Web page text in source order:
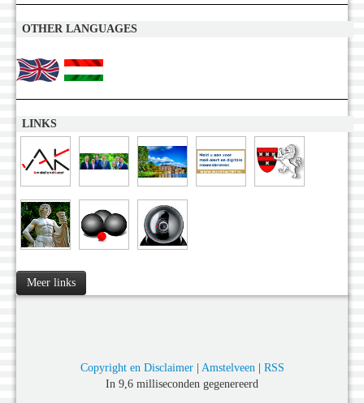
OTHER LANGUAGES
LINKS
Meer links
Copyright en Disclaimer| Amstelveen| RSS
In 9,6 milliseconden gegenereerd